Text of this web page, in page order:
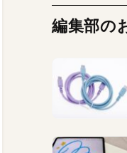
編集部の